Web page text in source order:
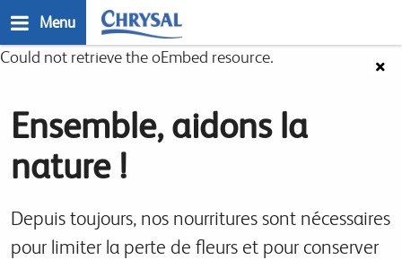
to
main
Menu
×
Error
Could not retrieve the oEmbed resource.
Ensemble, aidons la
nature !
Depuis toujours, nos nourritures sont nécessaires
pour limiter la perte de fleurs et pour conserver